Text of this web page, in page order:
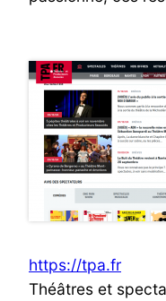
https://tpa.fr
Théâtres et